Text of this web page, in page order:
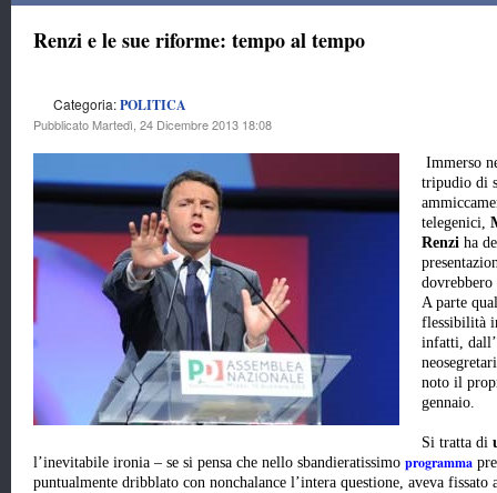
Renzi e le sue riforme: tempo al tempo
Categoria:POLITICA
Pubblicato Martedì, 24 Dicembre 2013 18:08
Immerso
tripudio di
telegenici,
Renzi ha
A parte
flessibilità
infatti,
noto il
gennaio.
Si tratta di
l’inevitabile ironia – se si pensa che nello sbandieratissimo programma
puntualmente dribblato con nonchalance l’intera questione, aveva